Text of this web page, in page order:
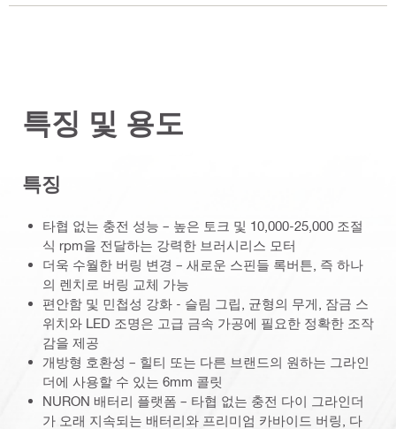
특징 및 용도
특징
타협 없는 충전 성능 – 높은 토크 및 10,000-25,000 조절
식 rpm을 전달하는 강력한 브러시리스 모터
더욱 수월한 버링 변경 – 새로운 스핀들 록버튼, 즉 하나
의 렌치로 버링 교체 가능
편안함 및 민첩성 강화 - 슬림 그립, 균형의 무게, 잠금 스
위치와 LED 조명은 고급 금속 가공에 필요한 정확한 조작
감을 제공
개방형 호환성 – 힐티 또는 다른 브랜드의 원하는 그라인
더에 사용할 수 있는 6mm 콜릿
NURON 배터리 플랫폼 – 타협 없는 충전 다이 그라인더
가 오래 지속되는 배터리와 프리미엄 카바이드 버링, 다